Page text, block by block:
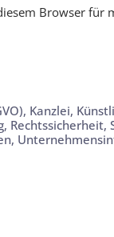
Browser für
, Kanzlei,
, Rechtssicherheit,
,